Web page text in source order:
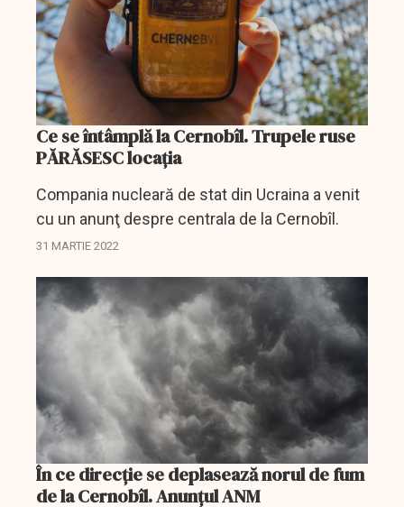
Ce se întâmplă la Cernobîl. Trupele ruse
PĂRĂSESC locaţia
Compania nucleară de stat din Ucraina a venit
cu un anunţ despre centrala de la Cernobîl.
31 MARTIE 2022
În ce direcţie se deplasează norul de fum
de la Cernobîl. Anunţul ANM